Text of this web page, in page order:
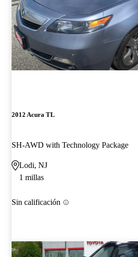
2012 Acura TL
SH-AWD with Technology Package
Lodi, NJ
1 millas
Sin calificación